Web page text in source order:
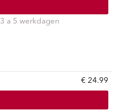
3 a 5 werkdagen
€ 24.99